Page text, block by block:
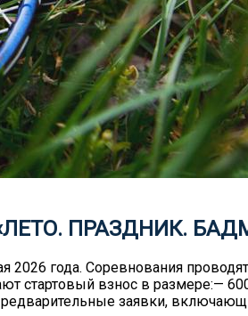
ПРАЗДНИК.
2026 года. Соревнования
стартовый взнос в размере:—
заявки,